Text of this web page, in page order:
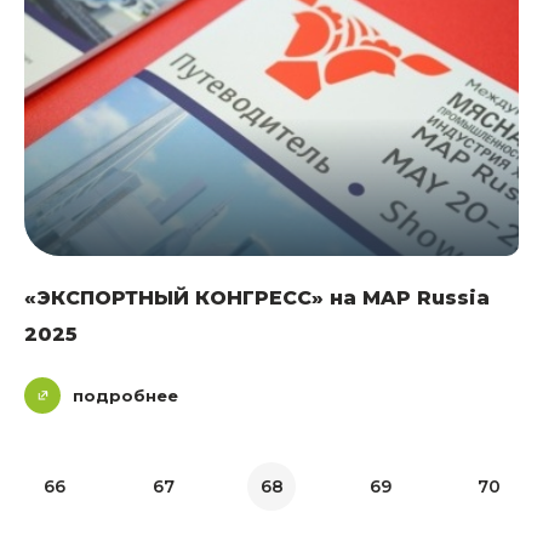
«ЭКСПОРТНЫЙ КОНГРЕСС» на MAP Russia
2025
подробнее
66 67 68 69 70